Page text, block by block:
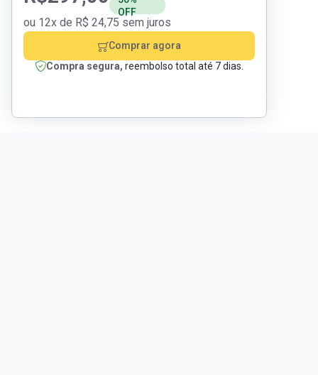
OFF
ou 12x de R$ 24,75 sem juros
Comprar agora
Compra segura, reembolso total até 7 dias.